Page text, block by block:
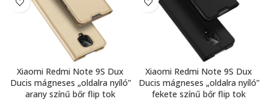
Xiaomi Redmi Note 9S Dux
Ducis mágneses „oldalra nyíló”
arany színű bőr flip tok
Xiaomi Redmi Note 9S Dux
Ducis mágneses „oldalra nyíló”
fekete színű bőr flip tok